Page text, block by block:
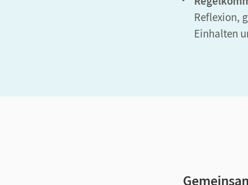
Reflexion,
Einhalten